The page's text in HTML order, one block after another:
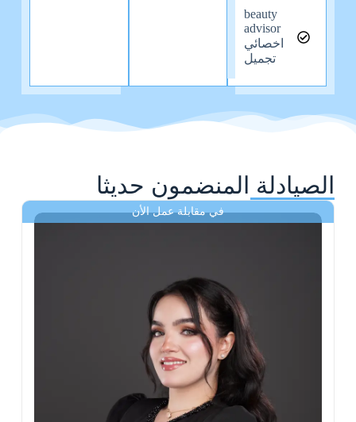
beauty
advisor
اخصائي
تجميل
الصيادلة المنضمون حديثا
في مقابلة عمل الأن